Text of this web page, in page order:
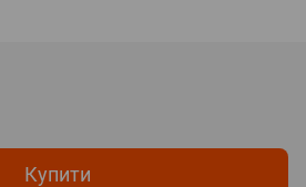
Купити